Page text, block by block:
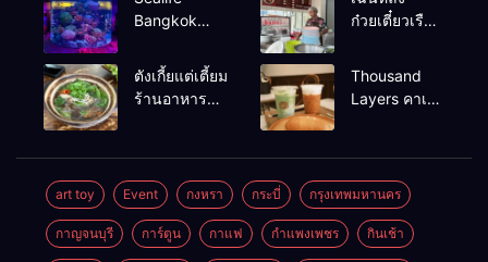
Bangkok
แบงค์คอก
ก๋วยเตี๋ยวเรือ
อร่อยร้านดัง
หาดใหญ่
ตังเกี้ยแต่เตี้ยม
ร้านอาหาร
Thousand
Layers คาเฟ่
art toy Event กงหรา กระบี่ กรุงเทพมหานคร
กาญจนบุรี การ์ตูน กาแฟ กำแพงเพชร กินเช้า